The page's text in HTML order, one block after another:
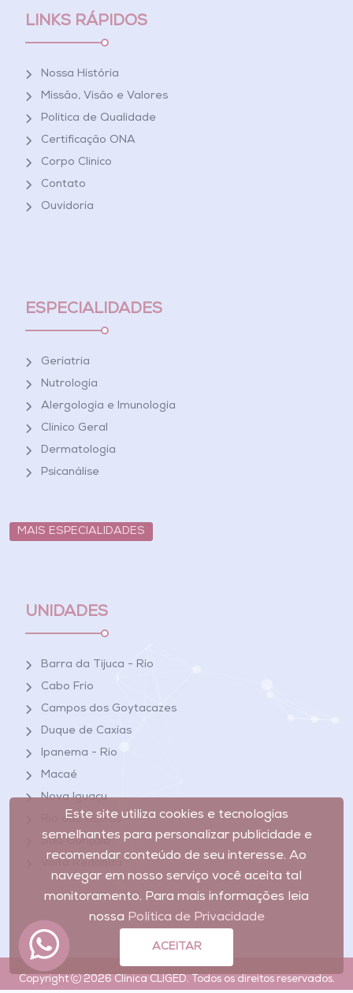
LINKS RÁPIDOS
Nossa História
Missão, Visão e Valores
Política de Qualidade
Certificação ONA
Corpo Clínico
Contato
Ouvidoria
ESPECIALIDADES
Geriatria
Nutrologia
Alergologia e Imunologia
Clínico Geral
Dermatologia
Psicanálise
MAIS ESPECIALIDADES
UNIDADES
Barra da Tijuca - Rio
Cabo Frio
Campos dos Goytacazes
Duque de Caxias
Ipanema - Rio
Macaé
Nova Iguaçu
Rio das Ostras
São Gonçalo
Copyright
2026 Clínica CLIGED. Todos os direitos reservados.
Este site utiliza cookies e tecnologias
semelhantes para personalizar publicidade e
recomendar conteúdo de seu interesse. Ao
navegar em nosso serviço você aceita tal
monitoramento. Para mais informações leia
nossa Política de Privacidade
ACEITAR